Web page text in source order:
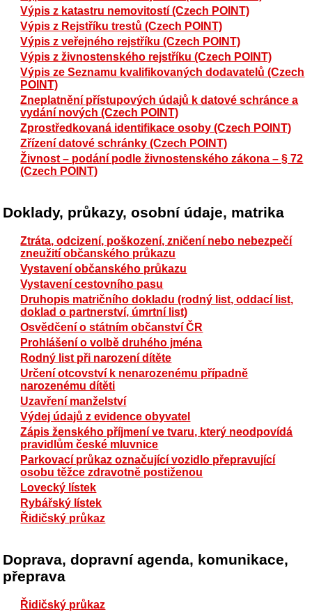
Výpis z katastru nemovitostí (Czech POINT)
Výpis z Rejstříku trestů (Czech POINT)
Výpis z veřejného rejstříku (Czech POINT)
Výpis z živnostenského rejstříku (Czech POINT)
Výpis ze Seznamu kvalifikovaných dodavatelů (Czech
POINT)
Zneplatnění přístupových údajů k datové schránce a
vydání nových (Czech POINT)
Zprostředkovaná identifikace osoby (Czech POINT)
Zřízení datové schránky (Czech POINT)
Živnost – podání podle živnostenského zákona – § 72
(Czech POINT)
Doklady, průkazy, osobní údaje, matrika
Ztráta, odcizení, poškození, zničení nebo nebezpečí
zneužití občanského průkazu
Vystavení občanského průkazu
Vystavení cestovního pasu
Druhopis matričního dokladu (rodný list, oddací list,
doklad o partnerství, úmrtní list)
Osvědčení o státním občanství ČR
Prohlášení o volbě druhého jména
Rodný list při narození dítěte
Určení otcovství k nenarozenému případně
narozenému dítěti
Uzavření manželství
Výdej údajů z evidence obyvatel
Zápis ženského příjmení ve tvaru, který neodpovídá
pravidlům české mluvnice
Parkovací průkaz označující vozidlo přepravující
osobu těžce zdravotně postiženou
Lovecký lístek
Rybářský lístek
Řidičský průkaz
Doprava, dopravní agenda, komunikace,
přeprava
Řidičský průkaz